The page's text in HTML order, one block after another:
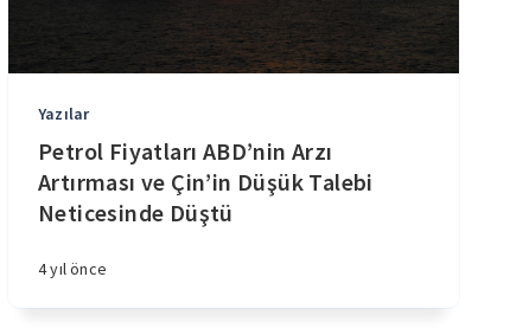
Yazılar
Petrol Fiyatları ABD’nin Arzı
Artırması ve Çin’in Düşük Talebi
Neticesinde Düştü
4 yıl önce